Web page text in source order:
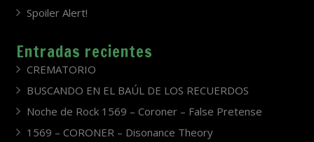
Spoiler Alert!
Entradas recientes
CREMATORIO
BUSCANDO EN EL BAÚL DE LOS RECUERDOS
Noche de Rock 1569 – Coroner – False Pretense
1569 – CORONER – Disonance Theory